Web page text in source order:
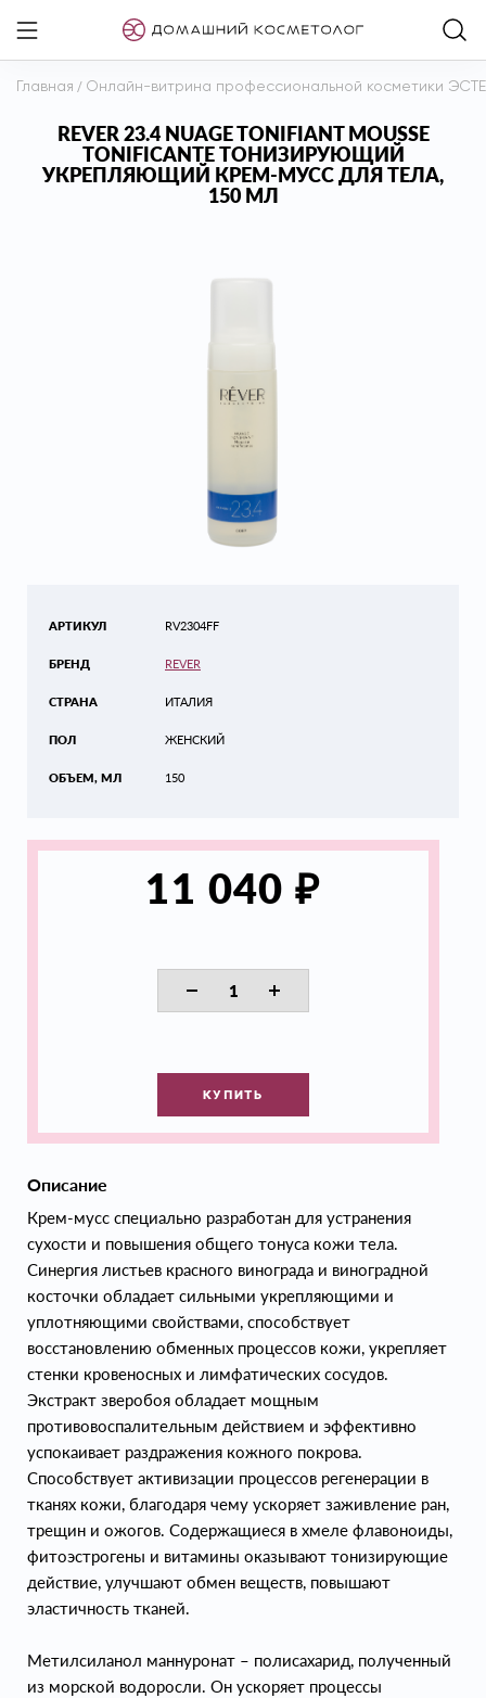
Главная / Онлайн-витрина профессиональной косметики
REVER 23.4 NUAGE TONIFIANT MOUSSE
TONIFICANTE ТОНИЗИРУЮЩИЙ
УКРЕПЛЯЮЩИЙ КРЕМ-МУСС ДЛЯ ТЕЛА,
150 МЛ
АРТИКУЛ
БРЕНД
СТРАНА
ПОЛ
ОБЪЕМ, МЛ
RV2304FF
REVER
ИТАЛИЯ
ЖЕНСКИЙ
150
11 040₽
КУПИТЬ
Описание
Крем-мусс специально разработан для устранения
сухости и повышения общего тонуса кожи тела.
Синергия листьев красного винограда и виноградной
косточки обладает сильными укрепляющими и
уплотняющими свойствами, способствует
восстановлению обменных процессов кожи, укрепляет
стенки кровеносных и лимфатических сосудов.
Экстракт зверобоя обладает мощным
противовоспалительным действием и эффективно
успокаивает раздражения кожного покрова.
Способствует активизации процессов регенерации в
тканях кожи, благодаря чему ускоряет заживление ран,
трещин и ожогов. Содержащиеся в хмеле флавоноиды,
фитоэстрогены и витамины оказывают тонизирующие
действие, улучшают обмен веществ, повышают
эластичность тканей.
Метилсиланол маннуронат – полисахарид, полученный
из морской водоросли. Он ускоряет процессы